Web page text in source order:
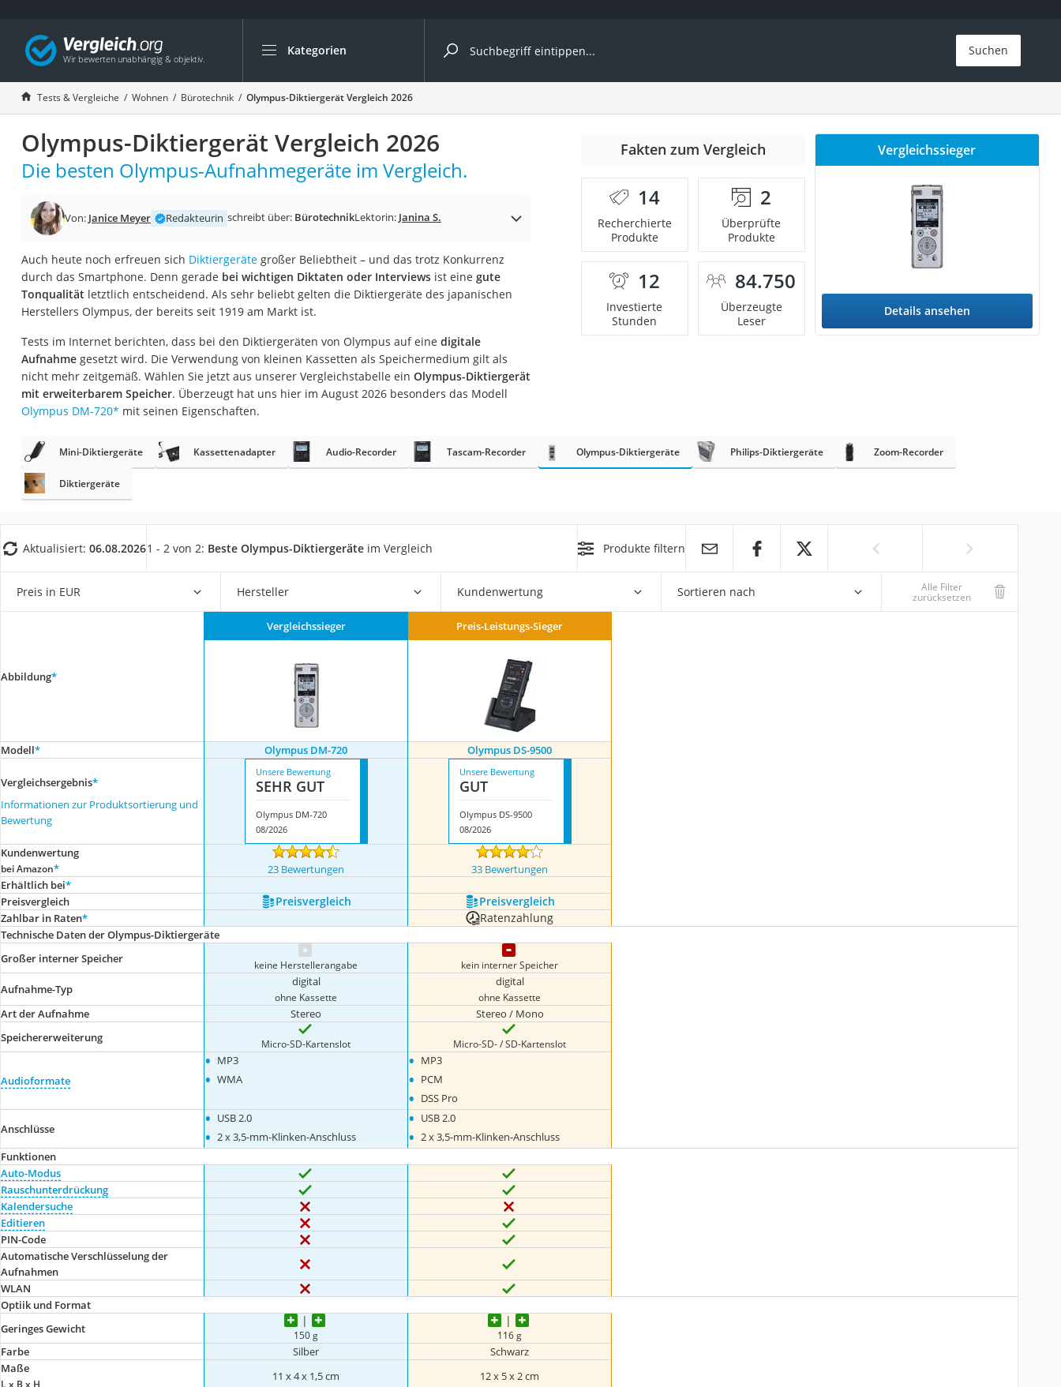
Kategorien
Die beliebtesten Vergleiche nach Kategorie
Wohnen
Matratzen-Topper
Matratzen
Konferenzlautsprecher
Tageslichtlampe
Badlüfter
Bürohocker
Außenleuchte mit Kamera
Ozongeneratoren
Akku-Tischlampe
Konferenzmikrofon
Klappmatratze
Duschkopf mit Kalkfilter
Aktenvernichter Sicherheitsstufe 4
Bettgitter
Duschpaneel
Matratze 90 x 200 cm
Service
Suchen
Tests & Vergleiche Wohnen Bürotechnik Olympus-Diktiergerät Vergleich 2026
Olympus-Diktiergerät Vergleich 2026
Die besten Olympus-Aufnahmegeräte im Vergleich.
Von: Janice Meyer Redakteurin schreibt über: BürotechnikLektorin: Janina S.
Auch heute noch erfreuen sich Diktiergerätegroßer Beliebtheit – und das trotz Konkurrenz
durch das Smartphone. Denn gerade bei wichtigen Diktaten oder Interviewsist eine gute
Tonqualität letztlich entscheidend. Als sehr beliebt gelten die Diktiergeräte des japanischen
Herstellers Olympus, der bereits seit 1919 am Markt ist.
Tests im Internet berichten, dass bei den Diktiergeräten von Olympus auf eine digitale
Aufnahmegesetzt wird. Die Verwendung von kleinen Kassetten als Speichermedium gilt als
nicht mehr zeitgemäß. Wählen Sie jetzt aus unserer Vergleichstabelle ein Olympus-Diktiergerät
mit erweiterbarem Speicher. Überzeugt hat uns hier im August 2026 besonders das Modell
Olympus DM-720* mit seinen Eigenschaften.
Fakten zum Vergleich
14
Recherchierte
Produkte
2
Überprüfte
Produkte
12
Investierte
Stunden
84.750
Überzeugte
Leser
Vergleichssieger
Details ansehen
Mini-Diktiergeräte Kassettenadapter Audio-Recorder Tascam-Recorder Olympus-Diktiergeräte Philips-Diktiergeräte Zoom-Recorder
Diktiergeräte
Aktualisiert: 06.08.20261 - 2 von 2: Beste Olympus-Diktiergeräte im Vergleich Produkte filtern
Preis in EUR Hersteller Kundenwertung Sortieren nach Alle Filter
zurücksetzen
Abbildung*
Vergleichssieger Preis-Leistungs-Sieger
Modell* Olympus DM-720 Olympus DS-9500
Vergleichsergebnis*
Informationen zur Produktsortierung und
Bewertung
Unsere Bewertung
SEHR GUT
Olympus DM-720
08/2026
Unsere Bewertung
GUT
Olympus DS-9500
08/2026
Kundenwertung
bei Amazon* 23 Bewertungen
33 Bewertungen
Erhältlich bei*
Preis­vergleich
Preis­vergleich Preis­vergleich
Zahlbar in Raten* Ratenzahlung
Technische Daten der Olympus-Diktiergeräte
Großer interner Speicher
keine Herstellerangabe kein interner Speicher
Aufnahme-Typ
digital
ohne Kassette
digital
ohne Kassette
Art der Aufnahme Stereo
Stereo / Mono
Speichererweiterung
Micro-SD-Kartenslot Micro-SD- / SD-Kartenslot
Audioformate
• MP3
• WMA
• MP3
• PCM
• DSS Pro
Anschlüsse • USB 2.0
• 2 x 3,5-mm-Klinken-Anschluss
• USB 2.0
• 2 x 3,5-mm-Klinken-Anschluss
Funktionen
Auto-Modus
Rauschunterdrückung
Kalendersuche
Editieren
PIN-Code
Automatische Verschlüsselung der
Aufnahmen
WLAN
Optiik und Format
Geringes Gewicht
150 g 116 g
Farbe Silber
Schwarz
Maße
L x B x H
11 x 4 x 1,5 cm
12 x 5 x 2 cm